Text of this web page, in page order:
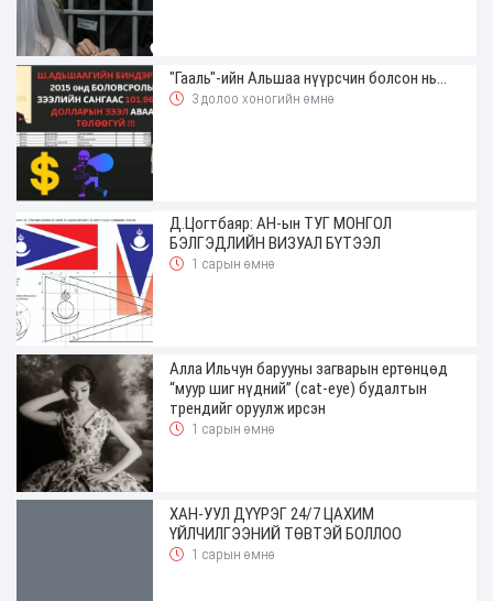
"Гааль"-ийн Альшаа нүүрсчин болсон нь...
3 долоо хоногийн өмнө
Д.Цогтбаяр: АН-ын ТУГ МОНГОЛ
БЭЛГЭДЛИЙН ВИЗУАЛ БҮТЭЭЛ
1 сарын өмнө
Алла Ильчун барууны загварын ертөнцөд
“муур шиг нүдний” (cat-eye) будалтын
трендийг оруулж ирсэн
1 сарын өмнө
ХАН-УУЛ ДҮҮРЭГ 24/7 ЦАХИМ
ҮЙЛЧИЛГЭЭНИЙ ТӨВТЭЙ БОЛЛОО
1 сарын өмнө